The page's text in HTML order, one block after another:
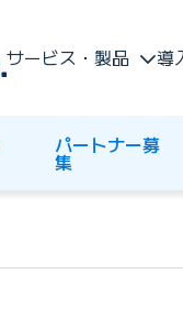
サービス・製品 導
パートナー募
集